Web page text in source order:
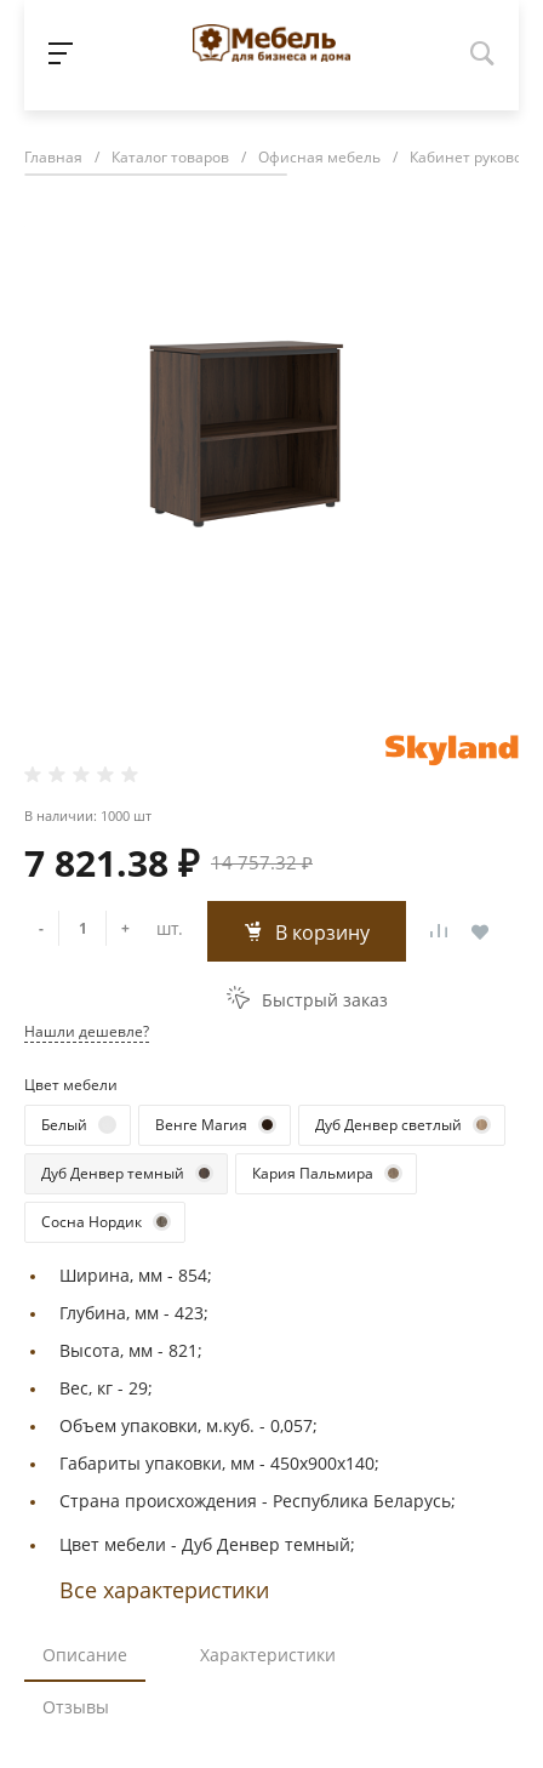
Главная / Каталог товаров / Офисная мебель / Кабинет
В наличии: 1000 шт
7 821.38 ₽ 14 757.32 ₽
- + шт. В корзину
Быстрый заказ
Нашли дешевле?
Цвет мебели
Белый
Венге Магия Дуб Денвер светлый
Дуб Денвер темный Кария Пальмира
Сосна Нордик
Ширина, мм - 854;
Глубина, мм - 423;
Высота, мм - 821;
Вес, кг - 29;
Объем упаковки, м.куб. - 0,057;
Габариты упаковки, мм - 450х900х140;
Страна происхождения - Республика Беларусь;
Цвет мебели - Дуб Денвер темный;
Все характеристики
Описание Характеристики
Отзывы